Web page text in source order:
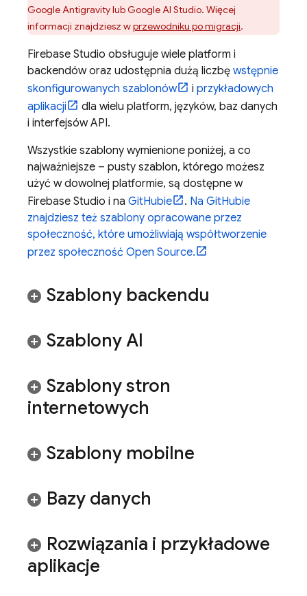
Google AntigravitylubGoogle AI Studio. Więcej
informacji znajdziesz wprzewodniku po migracji.
Firebase Studio obsługuje wiele platform i
backendów oraz udostępnia dużą liczbę wstępnie
skonfigurowanych szablonów
i przykładowych
aplikacji
dla wielu platform, języków, baz danych
i interfejsów API.
Wszystkie szablony wymienione poniżej, a co
najważniejsze – pusty szablon, którego możesz
użyć w dowolnej platformie, są dostępne w
Firebase Studio i na GitHubie . Na GitHubie
znajdziesz też szablony opracowane przez
społeczność, które umożliwiają współtworzenie
przez społeczność Open Source.
Szablony backendu
Szablony AI
Szablony stron
internetowych
Szablony mobilne
Bazy danych
Rozwiązania i przykładowe
aplikacje